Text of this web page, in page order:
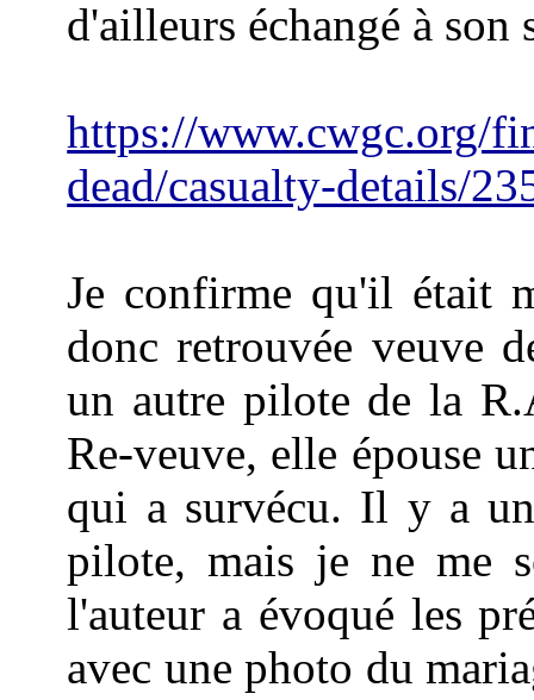
d'ailleurs échangé à
https://www.cwgc.org/
dead/casualty-details/
Je confirme qu'il était
donc retrouvée veuve
un autre pilote de la
Re-veuve, elle épouse
qui a survécu. Il y a
pilote, mais je ne me
l'auteur a évoqué les
avec une photo du